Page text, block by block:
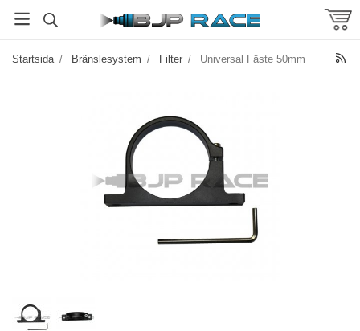
Startsida / Bränslesystem / Filter / Universal Fäste 50mm